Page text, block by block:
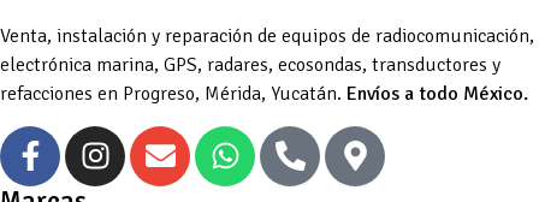
Venta, instalación y reparación de equipos de radiocomunicación,
electrónica marina, GPS, radares, ecosondas, transductores y
refacciones en Progreso, Mérida, Yucatán. Envíos a todo México.